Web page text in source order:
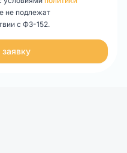
не подлежат
с ФЗ-152.